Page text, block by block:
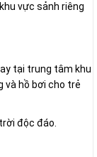
vực sảnh riêng
tại trung tâm khu
và hồ bơi cho trẻ
độc đáo.